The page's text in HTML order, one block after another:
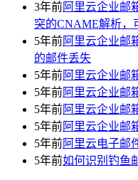
3年前阿里云企业邮
突的CNAME解析，
5年前阿里云企业邮
的邮件丢失
5年前阿里云企业邮
5年前阿里云企业邮
5年前阿里云企业邮
5年前阿里云企业邮
5年前阿里云电子邮
5年前如何识别钓鱼